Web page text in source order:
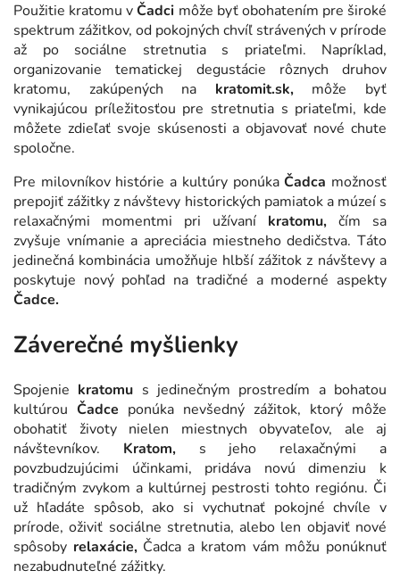
Použitie kratomu vČadci môže byť obohatením pre široké
spektrum zážitkov, od pokojných chvíľ strávených v prírode
až po sociálne stretnutia s priateľmi. Napríklad,
organizovanie tematickej degustácie rôznych druhov
kratomu, zakúpených na kratomit.sk,môže byť
vynikajúcou príležitosťou pre stretnutia s priateľmi, kde
môžete zdieľať svoje skúsenosti a objavovať nové chute
spoločne.
Pre milovníkov histórie a kultúry ponúkaČadca možnosť
prepojiť zážitky z návštevy historických pamiatok a múzeí s
relaxačnými momentmi pri užívaní kratomu, čím sa
zvyšuje vnímanie a apreciácia miestneho dedičstva. Táto
jedinečná kombinácia umožňuje hlbší zážitok z návštevy a
poskytuje nový pohľad na tradičné a moderné aspekty
Čadce.
Záverečné myšlienky
Spojenie kratomu s jedinečným prostredím a bohatou
kultúrou Čadce ponúka nevšedný zážitok, ktorý môže
obohatiť životy nielen miestnych obyvateľov, ale aj
návštevníkov. Kratom,s jeho relaxačnými a
povzbudzujúcimi účinkami, pridáva novú dimenziu k
tradičným zvykom a kultúrnej pestrosti tohto regiónu. Či
už hľadáte spôsob, ako si vychutnať pokojné chvíle v
prírode, oživiť sociálne stretnutia, alebo len objaviť nové
spôsoby relaxácie,Čadca a kratom vám môžu ponúknuť
nezabudnuteľné zážitky.